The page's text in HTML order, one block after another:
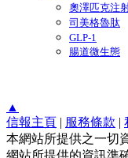
奧澤匹克注
司美格魯肽
GLP-1
腸道微生態
▲
信報主頁 | 服務條款 |
本網站所提供之一切
網站所提供的資訊準